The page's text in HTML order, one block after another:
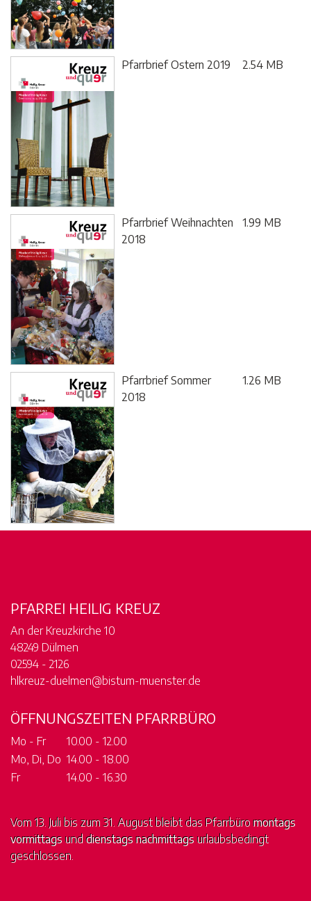
Pfarrbrief Ostern 2019 2.54 MB
Pfarrbrief Weihnachten
2018
1.99 MB
Pfarrbrief Sommer
2018
1.26 MB
PFARREI HEILIG KREUZ
An der Kreuzkirche 10
48249 Dülmen
02594 - 2126
hlkreuz-duelmen@bistum-muenster.de
ÖFFNUNGSZEITEN PFARRBÜRO
Mo - Fr
10.00 - 12.00
Mo, Di, Do 14.00 - 18.00
Fr
14.00 - 16.30
Vom 13. Juli bis zum 31. August bleibt das Pfarrbüromontags
vormittags und dienstags nachmittags urlaubsbedingt
geschlossen.